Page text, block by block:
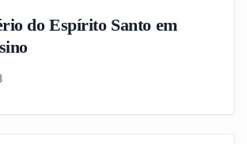
do Espírito Santo em